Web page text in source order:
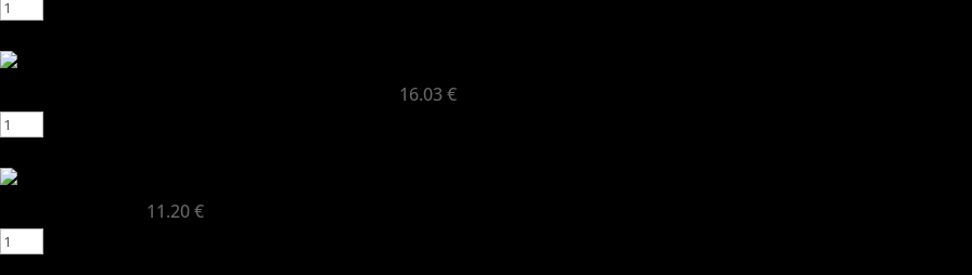
16.03€
11.20€